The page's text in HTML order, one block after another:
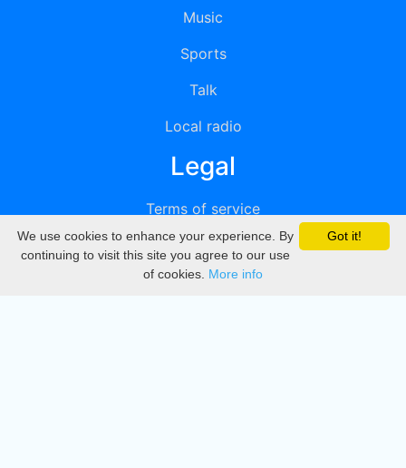
Music
Sports
Talk
Local radio
Legal
Terms of service
Privacy
DMCA
Got it!
We use cookies to enhance your experience. By
continuing to visit this site you agree to our use
of cookies. More info